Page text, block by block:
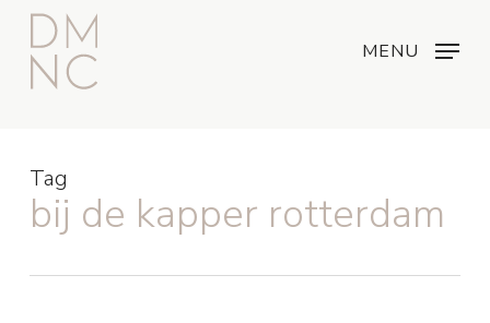
Skip
main
content
MENU
Tag
bij de kapper rotterdam